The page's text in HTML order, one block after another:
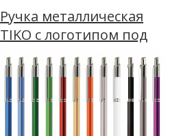
Ручка металлическая
TIKO с логотипом под
заказ